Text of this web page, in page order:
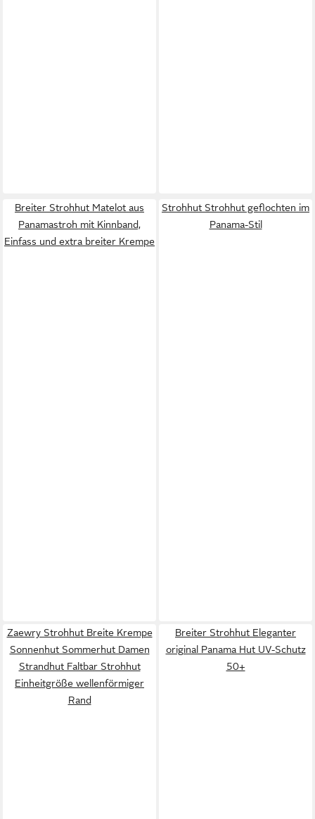
Breiter Strohhut Matelot aus
Panamastroh mit Kinnband,
Einfass und extra breiter Krempe
Strohhut Strohhut geflochten im
Panama-Stil
Zaewry Strohhut Breite Krempe
Sonnenhut Sommerhut Damen
Strandhut Faltbar Strohhut
Einheitgröße wellenförmiger
Rand
Breiter Strohhut Eleganter
original Panama Hut UV-Schutz
50+